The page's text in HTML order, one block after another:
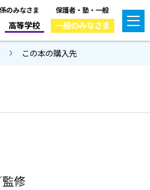
のみなさま
高等学校
保護者・塾・一般
一般のみなさま
この本の購入先
修